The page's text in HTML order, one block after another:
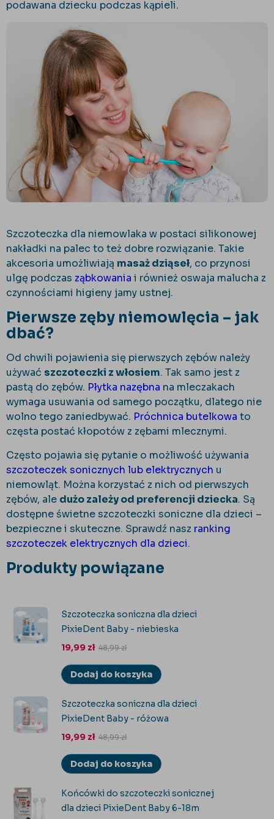
podawana dziecku podczas kąpieli.
Szczoteczka dla niemowlaka w postaci silikonowej
nakładki na palec to też dobre rozwiązanie. Takie
akcesoria umożliwiają masaż dziąseł, co przynosi
ulgę podczas ząbkowania i również oswaja malucha z
czynnościami higieny jamy ustnej.
Pierwsze zęby niemowlęcia – jak
dbać?
Od chwili pojawienia się pierwszych zębów należy
używać szczoteczki z włosiem. Tak samo jest z
pastą do zębów. Płytka nazębna na mleczakach
wymaga usuwania od samego początku, dlatego nie
wolno tego zaniedbywać. Próchnica butelkowa to
częsta postać kłopotów z zębami mlecznymi.
Często pojawia się pytanie o możliwość używania
szczoteczek sonicznych lub elektrycznych u
niemowląt. Można korzystać z nich od pierwszych
zębów, ale dużo zależy od preferencji dziecka. Są
dostępne świetne szczoteczki soniczne dla dzieci –
bezpieczne i skuteczne. Sprawdź nasz ranking
szczoteczek elektrycznych dla dzieci.
Produkty powiązane
Szczoteczka soniczna dla dzieci
PixieDent Baby - niebieska
19,99 zł 48,99zł
Dodaj do koszyka
Szczoteczka soniczna dla dzieci
PixieDent Baby - różowa
19,99 zł 48,99zł
Dodaj do koszyka
Końcówki do szczoteczki sonicznej
dla dzieci PixieDent Baby 6-18m